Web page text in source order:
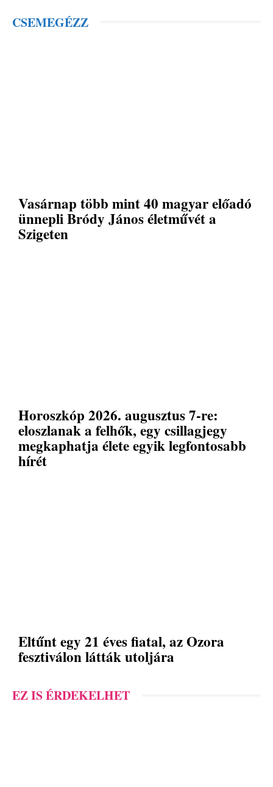
CSEMEGÉZZ
Vasárnap több mint 40 magyar előadó
ünnepli Bródy János életművét a
Szigeten
Horoszkóp 2026. augusztus 7-re:
eloszlanak a felhők, egy csillagjegy
megkaphatja élete egyik legfontosabb
hírét
Eltűnt egy 21 éves fiatal, az Ozora
fesztiválon látták utoljára
EZ IS ÉRDEKELHET